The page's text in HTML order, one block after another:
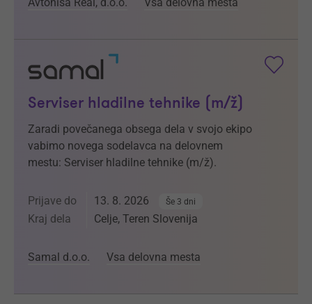
Serviser hladilne tehnike (m/ž)
Zaradi povečanega obsega dela v svojo ekipo
vabimo novega sodelavca na delovnem
mestu: Serviser hladilne tehnike (m/ž).
Prijave do 13. 8. 2026 Še 3 dni
Kraj dela Celje, Teren Slovenija
Samal d.o.o. Vsa delovna mesta